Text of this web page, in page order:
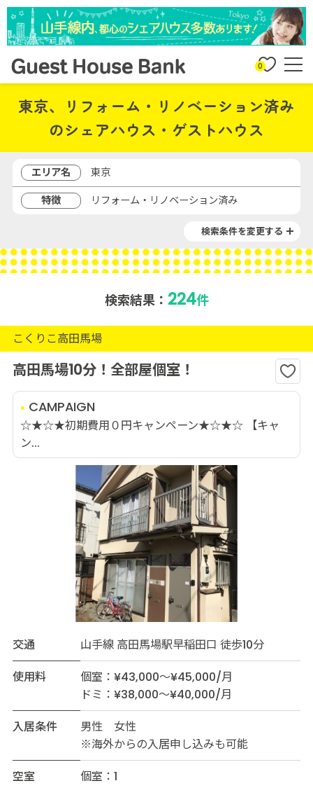
0
東京、リフォーム・リノベーション済み
のシェアハウス・ゲストハウス
エリア名
東京
特徴
リフォーム・リノベーション済み
検索条件を変更する
検索結果： 224件
こくりこ高田馬場
高田馬場10分！全部屋個室！
CAMPAIGN
☆★☆★初期費用０円キャンペーン★☆★☆ 【キャ
ン...
交通
山手線 高田馬場駅早稲田口 徒歩10分
使用料
個室：¥43,000～¥45,000/月
ドミ：¥38,000～¥40,000/月
入居条件
男性 女性
※海外からの入居申し込みも可能
空室
個室：1